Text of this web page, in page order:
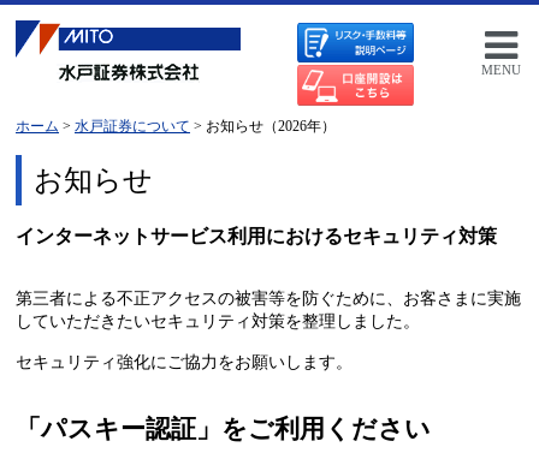
MENU
ホーム > 水戸証券について > お知らせ（2026年）
お知らせ
インターネットサービス利用におけるセキュリティ対策
第三者による不正アクセスの被害等を防ぐために、お客さまに実施
していただきたいセキュリティ対策を整理しました。
セキュリティ強化にご協力をお願いします。
「パスキー認証」をご利用ください